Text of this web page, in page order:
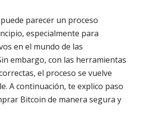
parecer un proceso
especialmente para
en el mundo de las
embargo, con las herramientas
el proceso se vuelve
A continuación, te explico paso
Bitcoin de manera segura y